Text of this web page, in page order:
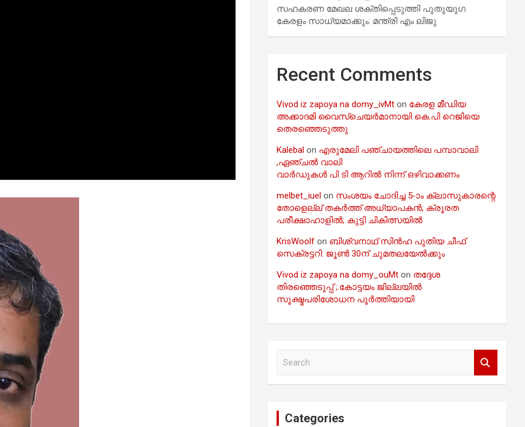
സഹകരണ മേഖല ശക്തിപ്പെടുത്തി പുതുയുഗ
കേരളം സാധ്യമാക്കും: മന്ത്രി എം ലിജു
Recent Comments
Vivod iz zapoya na domy_ivMt on കേരള മീഡിയ
അക്കാദമി വൈസ്ചെയർമാനായി കെ.പി റെജിയെ
തെരഞ്ഞെടുത്തു
Kalebal on എരുമേലി പഞ്ചായത്തിലെ പമ്പാവാലി
,ഏഞ്ചൽ വാലി
വാർഡുകൾ പി ടി ആറിൽ നിന്ന് ഒഴിവാക്കണം
melbet_iuel on സംശയം ചോദിച്ച 5-ാം ക്ലാസുകാരന്റെ
തോളെല്ല് തകർത്ത് അധ്യാപകൻ; ക്രൂരത
പരീക്ഷാഹാളിൽ; കുട്ടി ചികിത്സയിൽ
KrisWoolf on ബിശ്വനാഥ് സിൻഹ പുതിയ ചീഫ്
സെക്രട്ടറി: ജൂൺ 30ന് ചുമതലയേൽക്കും
Vivod iz zapoya na domy_ouMt on തദ്ദേശ
തിരഞ്ഞെടുപ്പ് ;.കോട്ടയം ജില്ലയിൽ
സൂക്ഷ്മപരിശോധന പൂർത്തിയായി
Categories